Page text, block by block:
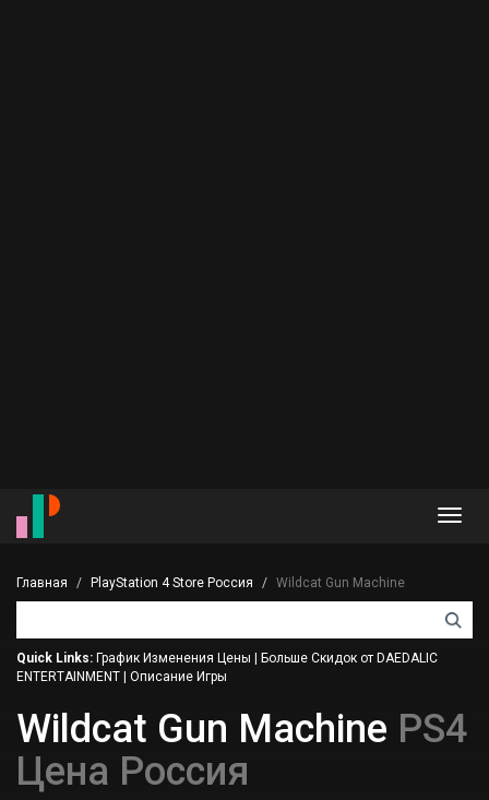
Главная PlayStation 4 Store Россия Wildcat Gun Machine
Quick Links: График Изменения Цены
Больше Скидок от DAEDALIC
ENTERTAINMENT
Описание Игры
Wildcat Gun Machine PS4
Цена Россия